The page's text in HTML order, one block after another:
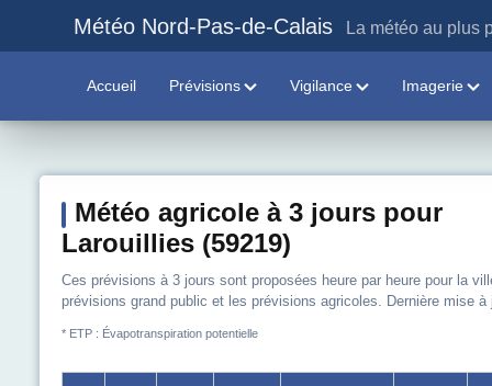
Météo Nord-Pas-de-Calais La météo au plus
Accueil Prévisions Vigilance Imagerie
Météo agricole à 3 jours pour
Larouillies (59219)
Ces prévisions à 3 jours sont proposées heure par heure pour la
prévisions grand public et les prévisions agricoles. Dernière mise à
* ETP : Évapotranspiration potentielle